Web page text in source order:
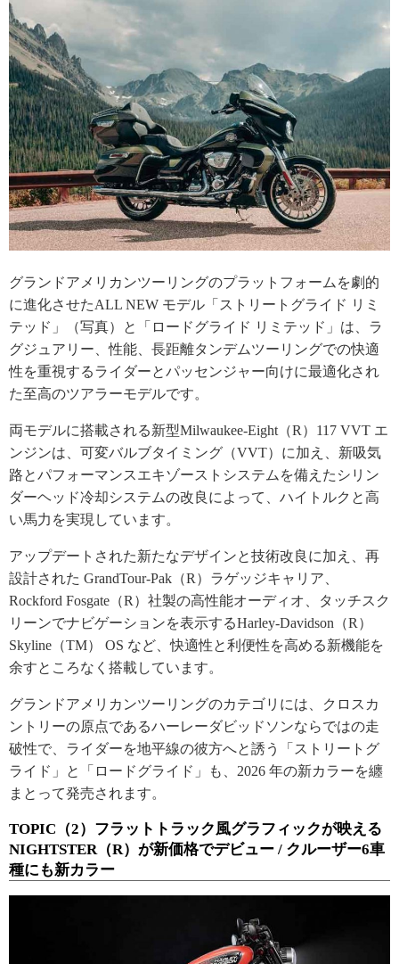
グランドアメリカンツーリングのプラットフォームを劇的
に進化させたALL NEW モデル「ストリートグライド リミ
テッド」（写真）と「ロードグライド リミテッド」は、ラ
グジュアリー、性能、長距離タンデムツーリングでの快適
性を重視するライダーとパッセンジャー向けに最適化され
た至高のツアラーモデルです。
両モデルに搭載される新型Milwaukee-Eight（R）117 VVT エ
ンジンは、可変バルブタイミング（VVT）に加え、新吸気
路とパフォーマンスエキゾーストシステムを備えたシリン
ダーヘッド冷却システムの改良によって、ハイトルクと高
い馬力を実現しています。
アップデートされた新たなデザインと技術改良に加え、再
設計された GrandTour-Pak（R）ラゲッジキャリア、
Rockford Fosgate（R）社製の高性能オーディオ、タッチスク
リーンでナビゲーションを表示するHarley-Davidson（R）
Skyline（TM） OS など、快適性と利便性を高める新機能を
余すところなく搭載しています。
グランドアメリカンツーリングのカテゴリには、クロスカ
ントリーの原点であるハーレーダビッドソンならではの走
破性で、ライダーを地平線の彼方へと誘う「ストリートグ
ライド」と「ロードグライド」も、2026 年の新カラーを纏
まとって発売されます。
TOPIC（2）フラットトラック風グラフィックが映える
NIGHTSTER（R）が新価格でデビュー / クルーザー6車
種にも新カラー